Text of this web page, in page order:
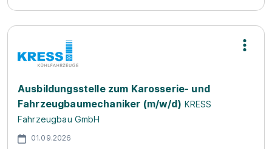
Ausbildungsstelle zum Karosserie- und
Fahrzeugbaumechaniker (m/w/d) KRESS
Fahrzeugbau GmbH
01.09.2026